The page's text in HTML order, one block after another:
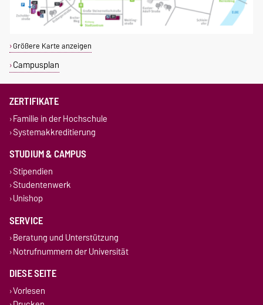
Größere Karte anzeigen
Campusplan
ZERTIFIKATE
Familie in der Hochschule
Systemakkreditierung
STUDIUM & CAMPUS
Stipendien
Studentenwerk
Unishop
SERVICE
Beratung und Unterstützung
Notrufnummern der Universität
DIESE SEITE
Vorlesen